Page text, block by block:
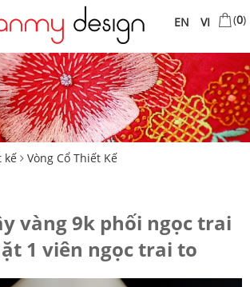
VI
EN (0)
kế Vòng Cổ Thiết Kế
vàng 9k phối ngọc trai
1 viên ngọc trai to